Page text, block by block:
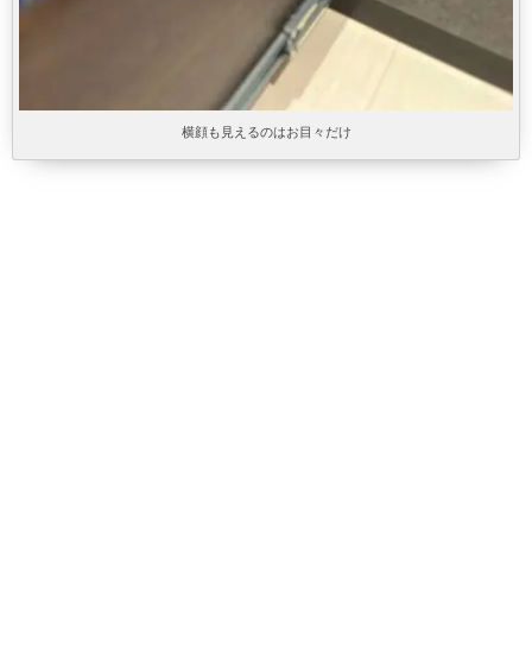
横顔も見えるのはお目々だけ